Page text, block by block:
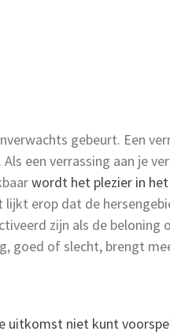
gebeurt. Een
een verrassing aan je
wordt het plezier in
lijkt erop dat de
zijn als de beloning
goed of slecht, brengt
uitkomst niet kunt